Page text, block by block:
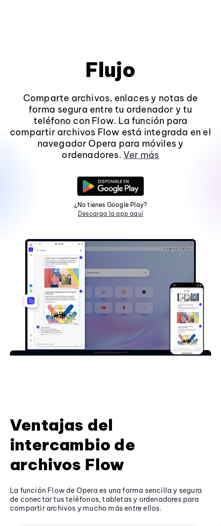
Flujo
Comparte archivos, enlaces y notas de
forma segura entre tu ordenador y tu
teléfono con Flow. La función para
compartir archivos Flow está integrada en el
navegador Opera para móviles y
ordenadores.Ver más
¿No tienes Google Play?
Descarga la app aquí
Ventajas del
intercambio de
archivos Flow
La función Flow de Opera es una forma sencilla y segura
de conectar tus teléfonos, tabletas y ordenadores para
compartir archivos y mucho más entre ellos.